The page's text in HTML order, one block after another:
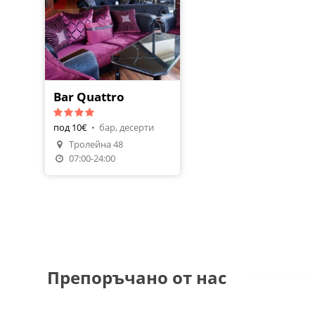
Bar Quattro
под 10€ • бар, десерти
Трoлейна 48
07:00-24:00
Препоръчано от нас